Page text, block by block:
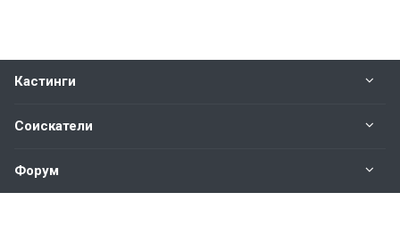
Кастинги
Соискатели
Форум